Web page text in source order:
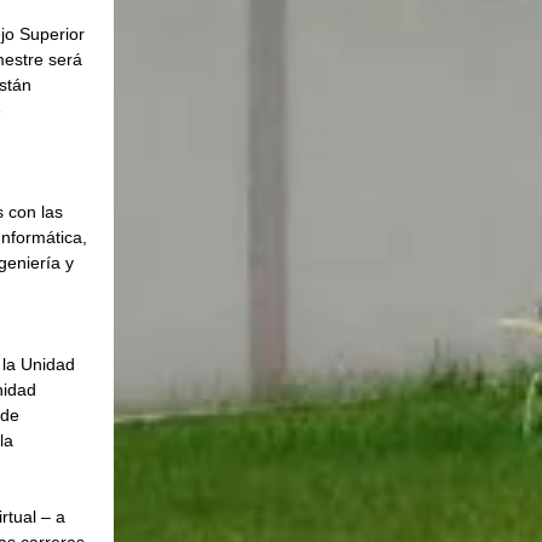
Superior
será
con las
y
Unidad
– a